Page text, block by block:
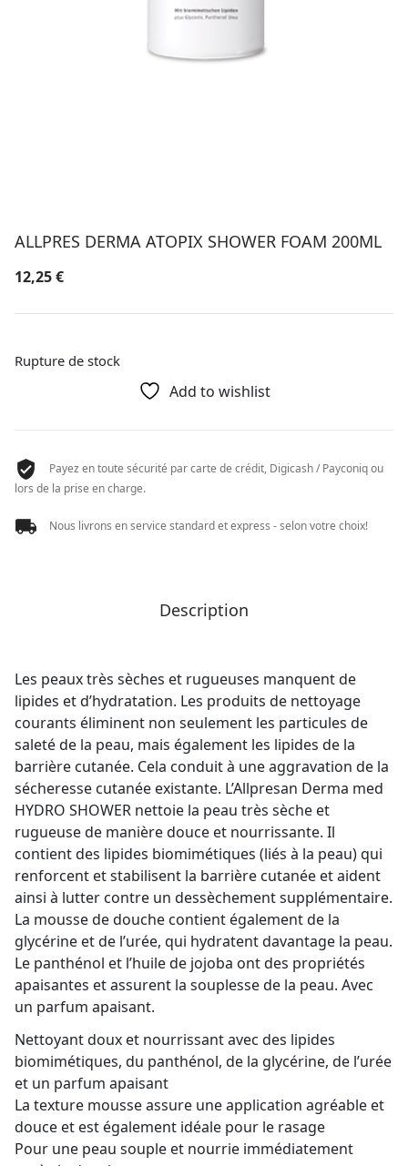
ALLPRES DERMA ATOPIX SHOWER FOAM 200ML
12,25€
Rupture de stock
Add to wishlist
Payez en toute sécurité par carte de crédit, Digicash / Payconiq ou
lors de la prise en charge.
Nous livrons en service standard et express - selon votre choix!
Description
Les peaux très sèches et rugueuses manquent de
lipides et d’hydratation. Les produits de nettoyage
courants éliminent non seulement les particules de
saleté de la peau, mais également les lipides de la
barrière cutanée. Cela conduit à une aggravation de la
sécheresse cutanée existante. L’Allpresan Derma med
HYDRO SHOWER nettoie la peau très sèche et
rugueuse de manière douce et nourrissante. Il
contient des lipides biomimétiques (liés à la peau) qui
renforcent et stabilisent la barrière cutanée et aident
ainsi à lutter contre un dessèchement supplémentaire.
La mousse de douche contient également de la
glycérine et de l’urée, qui hydratent davantage la peau.
Le panthénol et l’huile de jojoba ont des propriétés
apaisantes et assurent la souplesse de la peau. Avec
un parfum apaisant.
Nettoyant doux et nourrissant avec des lipides
biomimétiques, du panthénol, de la glycérine, de l’urée
et un parfum apaisant
La texture mousse assure une application agréable et
douce et est également idéale pour le rasage
Pour une peau souple et nourrie immédiatement